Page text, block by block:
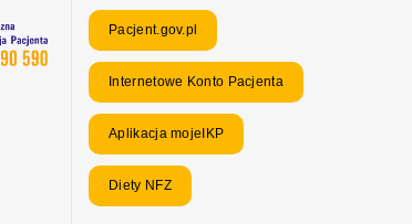
Pacjent.gov.pl
Internetowe Konto Pacjenta
Aplikacja mojeIKP
Diety NFZ